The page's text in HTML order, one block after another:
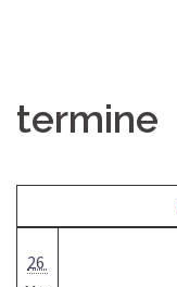
termine
26